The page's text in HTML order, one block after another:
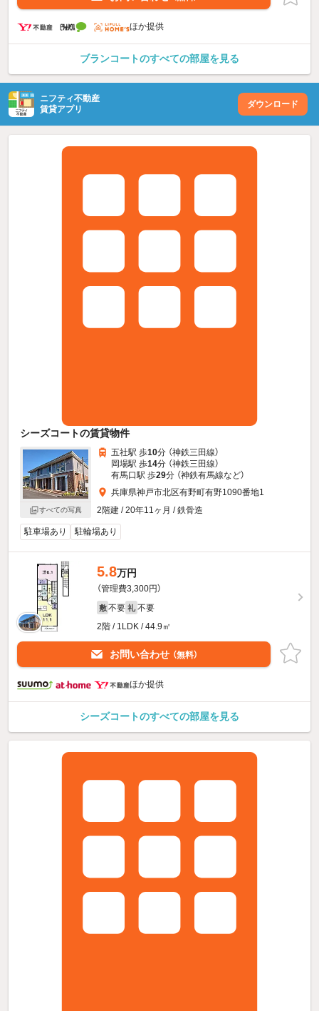
ほか提供
ブランコートのすべての部屋を見る
ニフティ不動産
賃貸アプリ
ダウンロード
シーズコートの賃貸物件
すべての写真
五社駅 歩10分 （神鉄三田線）
岡場駅 歩14分 （神鉄三田線）
有馬口駅 歩29分 （神鉄有馬線など）
兵庫県神戸市北区有野町有野1090番地1
2階建 / 20年11ヶ月 / 鉄骨造
駐車場あり 駐輪場あり
5.8万円
（管理費3,300円）
敷 不要 礼 不要
2階 / 1LDK / 44.9㎡
お問い合わせ （無料）
ほか提供
シーズコートのすべての部屋を見る